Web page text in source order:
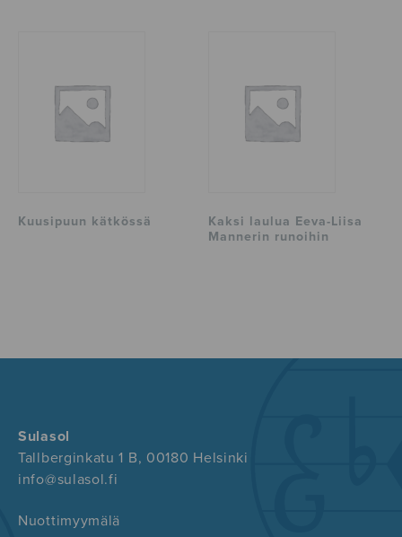
Kuusipuun kätkössä
Kaksi laulua Eeva-Liisa
Mannerin runoihin
Sulasol
Tallberginkatu 1 B, 00180 Helsinki
info@sulasol.fi
Nuottimyymälä